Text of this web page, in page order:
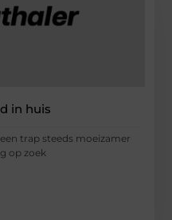
in huis
trap steeds moeizamer
op zoek